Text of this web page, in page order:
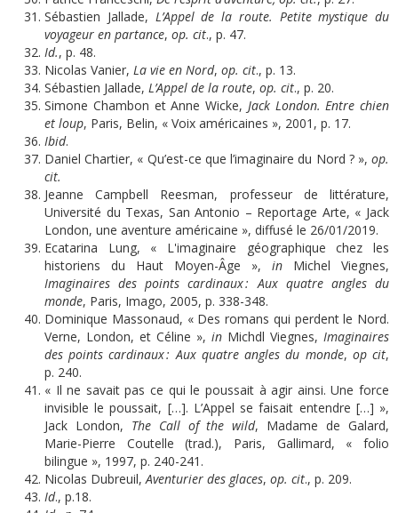
Sébastien Jallade, L’Appel de la route. Petite mystique du
voyageur en partance, op. cit., p. 47.
Id., p. 48.
Nicolas Vanier, La vie en Nord, op. cit., p. 13.
Sébastien Jallade, L’Appel de la route, op. cit., p. 20.
Simone Chambon et Anne Wicke, Jack London. Entre chien
et loup, Paris, Belin, « Voix américaines », 2001, p. 17.
Ibid.
Daniel Chartier, « Qu’est-ce que l’imaginaire du Nord ? », op.
cit.
Jeanne Campbell Reesman, professeur de littérature,
Université du Texas, San Antonio – Reportage Arte, « Jack
London, une aventure américaine », diffusé le 26/01/2019.
Ecatarina Lung, « L'imaginaire géographique chez les
historiens du Haut Moyen-Âge », in Michel Viegnes,
Imaginaires des points cardinaux : Aux quatre angles du
monde, Paris, Imago, 2005, p. 338-348.
Dominique Massonaud, « Des romans qui perdent le Nord.
Verne, London, et Céline », in Michdl Viegnes, Imaginaires
des points cardinaux : Aux quatre angles du monde, opcit,
p. 240.
« Il ne savait pas ce qui le poussait à agir ainsi. Une force
invisible le poussait, […]. L’Appel se faisait entendre […] »,
Jack London, The Call of the wild, Madame de Galard,
Marie-Pierre Coutelle (trad.), Paris, Gallimard, « folio
bilingue », 1997, p. 240-241.
Nicolas Dubreuil,Aventurier des glaces, op. cit., p. 209.
Id., p.18.